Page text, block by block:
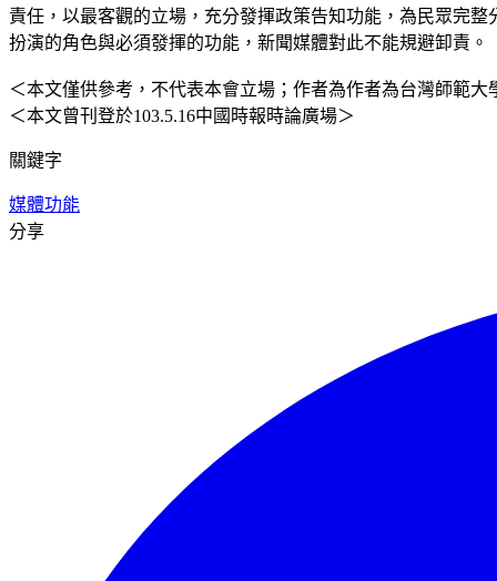
責任，以最客觀的立場，充分發揮政策告知功能，為民眾完
扮演的角色與必須發揮的功能，新聞媒體對此不能規避卸責。
＜本文僅供參考，不代表本會立場；作者為作者為台灣師範大
＜本文曾刊登於103.5.16中國時報時論廣場＞
關鍵字
媒體功能
分享